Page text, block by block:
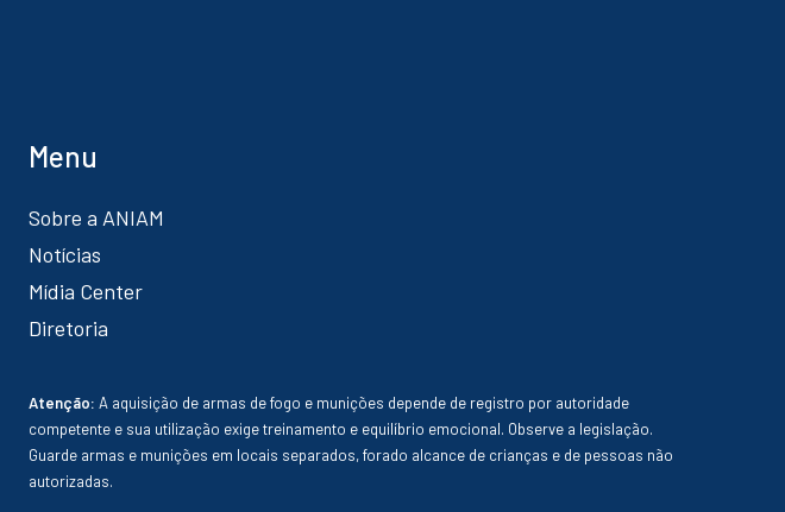
Menu
Sobre a ANIAM
Notícias
Mídia Center
Diretoria
Atenção: A aquisição de armas de fogo e munições depende de registro por autoridade
competente e sua utilização exige treinamento e equilíbrio emocional. Observe a legislação.
Guarde armas e munições em locais separados, forado alcance de crianças e de pessoas não
autorizadas.